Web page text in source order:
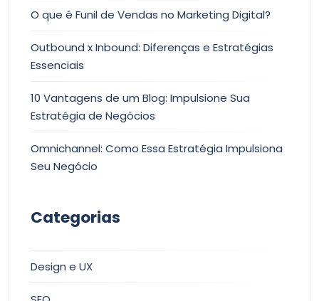
O que é Funil de Vendas no Marketing Digital?
Outbound x Inbound: Diferenças e Estratégias
Essenciais
10 Vantagens de um Blog: Impulsione Sua
Estratégia de Negócios
Omnichannel: Como Essa Estratégia Impulsiona
Seu Negócio
Categorias
Design e UX